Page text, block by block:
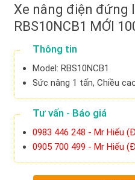
Xe nâng điện đứng
RBS10NCB1 MỚI
Thông tin
Model: RBS10NCB1
Sức nâng 1 tấn, Chiều
Tư vấn - Báo giá
0983 446 248 - Mr Hiếu
0905 700 499 - Mr Hiếu